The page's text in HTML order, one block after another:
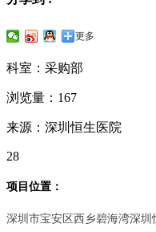
更多
科室：采购部
浏览量：167
来源：深圳恒生医院
28
项目位置：
深圳市宝安区西乡碧海湾深